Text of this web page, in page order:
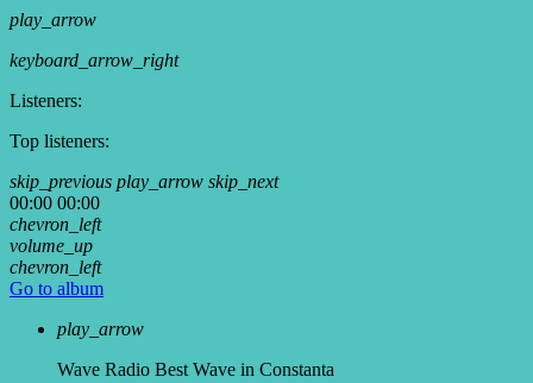
play_arrow
keyboard_arrow_right
Listeners:
Top listeners:
skip_previous play_arrow skip_next
00:00 00:00
chevron_left
volume_up
chevron_left
Go to album
play_arrow
Wave Radio Best Wave in Constanta